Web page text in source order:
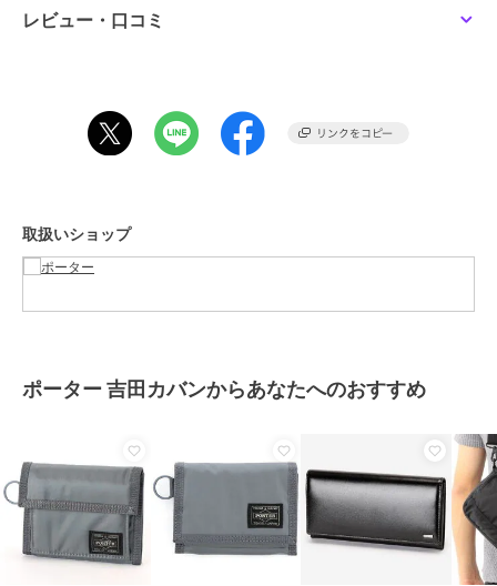
W105 H115 D0
－
特徴
レビュー・口コミ
取扱いショップ
ポーター 吉田カバンからあなたへのおすすめ